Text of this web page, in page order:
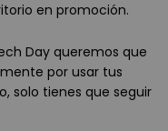
en promoción.
Day queremos que
por usar tus
solo tienes que seguir